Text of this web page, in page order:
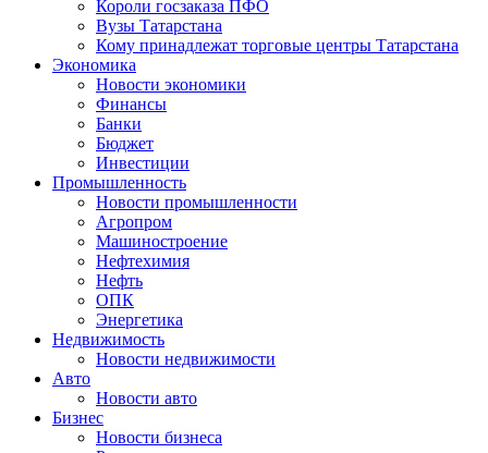
Короли госзаказа ПФО
Вузы Татарстана
Кому принадлежат торговые центры Татарстана
Экономика
Новости экономики
Финансы
Банки
Бюджет
Инвестиции
Промышленность
Новости промышленности
Агропром
Машиностроение
Нефтехимия
Нефть
ОПК
Энергетика
Недвижимость
Новости недвижимости
Авто
Новости авто
Бизнес
Новости бизнеса